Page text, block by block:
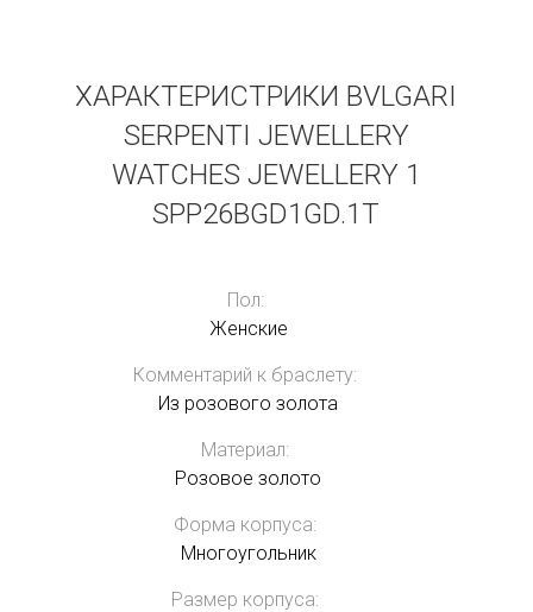
ХАРАКТЕРИСТРИКИ BVLGARI
SERPENTI JEWELLERY
WATCHES JEWELLERY 1
SPP26BGD1GD.1T
Пол:
Женские
Комментарий к браслету:
Из розового золота
Материал:
Розовое золото
Форма корпуса:
Многоугольник
Размер корпуса: